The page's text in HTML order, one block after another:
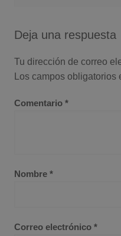
Deja una respuesta
Tu dirección de correo
Los campos
Comentario *
Nombre *
Correo electrónico *